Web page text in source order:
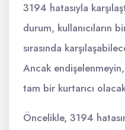
3194 hatasıyla
durum, kullanıcıların
sırasında
Ancak
tam bir kurtarıcı
Öncelikle, 3194